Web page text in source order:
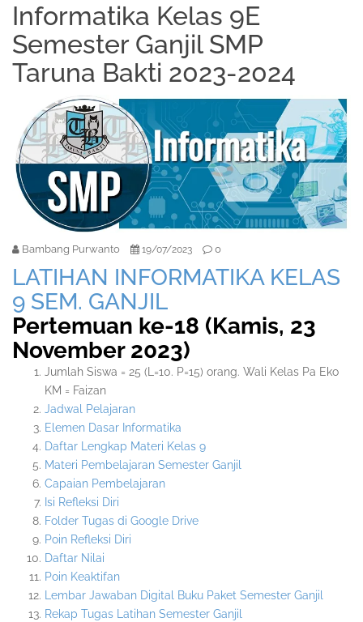
Informatika Kelas 9E
Semester Ganjil SMP
Taruna Bakti 2023-2024
Bambang Purwanto 19/07/2023 0
LATIHAN INFORMATIKA KELAS
9 SEM. GANJIL
Pertemuan ke-18 (Kamis, 23
November 2023)
Jumlah Siswa = 25 (L=10. P=15) orang. Wali Kelas Pa Eko
KM = Faizan
Jadwal Pelajaran
Elemen Dasar Informatika
Daftar Lengkap Materi Kelas 9
Materi Pembelajaran Semester Ganjil
Capaian Pembelajaran
Isi Refleksi Diri
Folder Tugas di Google Drive
Poin Refleksi Diri
Daftar Nilai
Poin Keaktifan
Lembar Jawaban Digital Buku Paket Semester Ganjil
Rekap Tugas Latihan Semester Ganjil